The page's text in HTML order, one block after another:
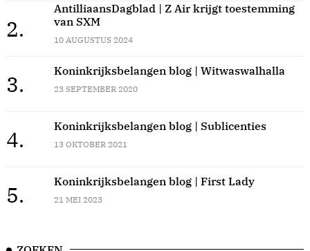
2.
AntilliaansDagblad | Z Air krijgt toestemming
van SXM
10 AUGUSTUS 2024
3.
Koninkrijksbelangen blog | Witwaswalhalla
23 SEPTEMBER 2020
4.
Koninkrijksbelangen blog | Sublicenties
13 OKTOBER 2021
5.
Koninkrijksbelangen blog | First Lady
21 MEI 2023